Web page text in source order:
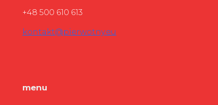
+48 500 610 613
kontakt@pierwotny.eu
menu